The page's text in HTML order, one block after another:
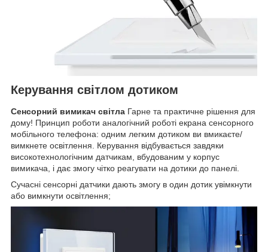
Керування світлом дотиком
Сенсорний вимикач світла Гарне та практичне рішення для
дому! Принцип роботи аналогічний роботі екрана сенсорного
мобільного телефона: одним легким дотиком ви вмикаєте/
вимкнете освітлення. Керування відбувається завдяки
високотехнологічним датчикам, вбудованим у корпус
вимикача, і дає змогу чітко реагувати на дотики до панелі.
Сучасні сенсорні датчики дають змогу в один дотик увімкнути
або вимкнути освітлення;